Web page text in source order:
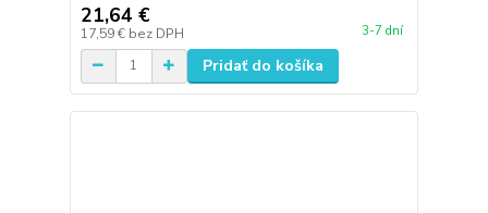
21,64 €
17,59 € bez DPH 3-7 dní
Pridať do košíka